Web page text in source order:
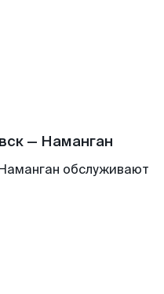
— Наманган
обслуживают